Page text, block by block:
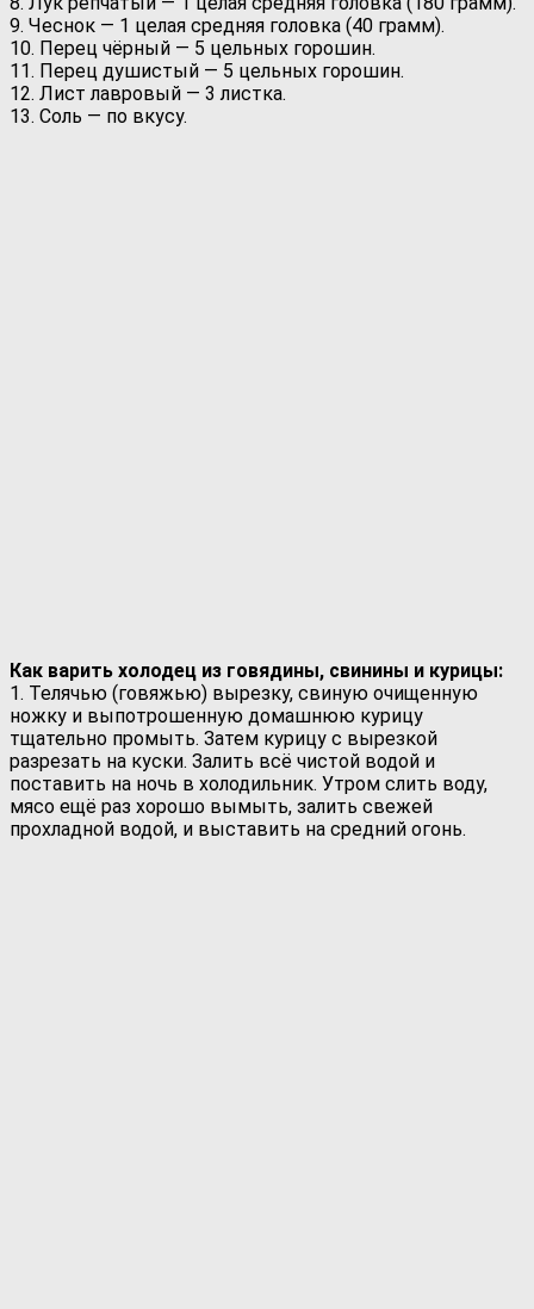
9. Чеснок — 1 целая средняя головка (40 грамм).
10. Перец чёрный — 5 цельных горошин.
11. Перец душистый — 5 цельных горошин.
12. Лист лавровый — 3 листка.
13. Соль — по вкусу.
Как варить холодец из говядины, свинины и курицы:
1. Телячью (говяжью) вырезку, свиную очищенную
ножку и выпотрошенную домашнюю курицу
тщательно промыть. Затем курицу с вырезкой
разрезать на куски. Залить всё чистой водой и
поставить на ночь в холодильник. Утром слить воду,
мясо ещё раз хорошо вымыть, залить свежей
прохладной водой, и выставить на средний огонь.